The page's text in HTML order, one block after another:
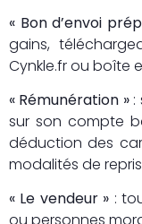
« Bon d’envoi
gains,
Cynkle.fr ou boîte
« Rémunération »:
sur son compte
déduction des
modalités de
« Le vendeur » :